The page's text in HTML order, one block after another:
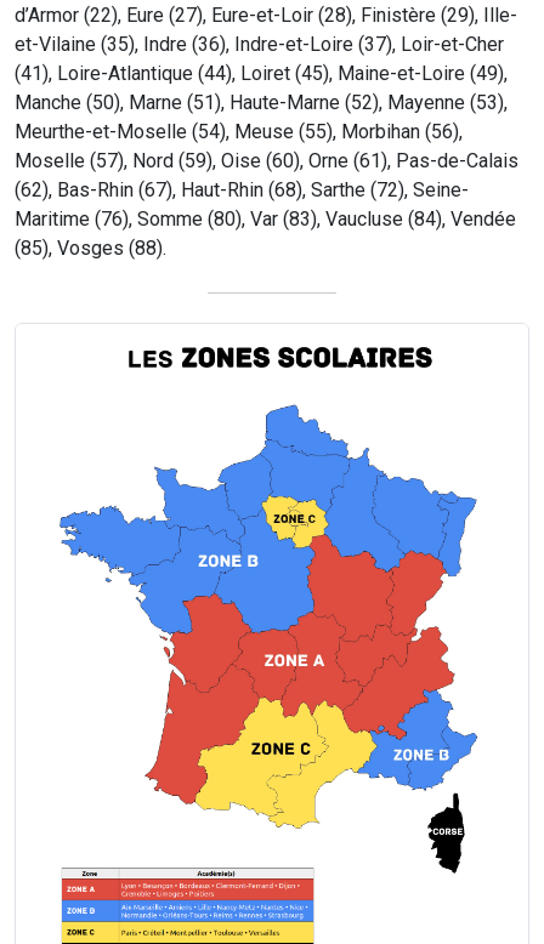
d’Armor (22), Eure (27), Eure-et-Loir (28), Finistère (29), Ille-
et-Vilaine (35), Indre (36), Indre-et-Loire (37), Loir-et-Cher
(41), Loire-Atlantique (44), Loiret (45), Maine-et-Loire (49),
Manche (50), Marne (51), Haute-Marne (52), Mayenne (53),
Meurthe-et-Moselle (54), Meuse (55), Morbihan (56),
Moselle (57), Nord (59), Oise (60), Orne (61), Pas-de-Calais
(62), Bas-Rhin (67), Haut-Rhin (68), Sarthe (72), Seine-
Maritime (76), Somme (80), Var (83), Vaucluse (84), Vendée
(85), Vosges (88).